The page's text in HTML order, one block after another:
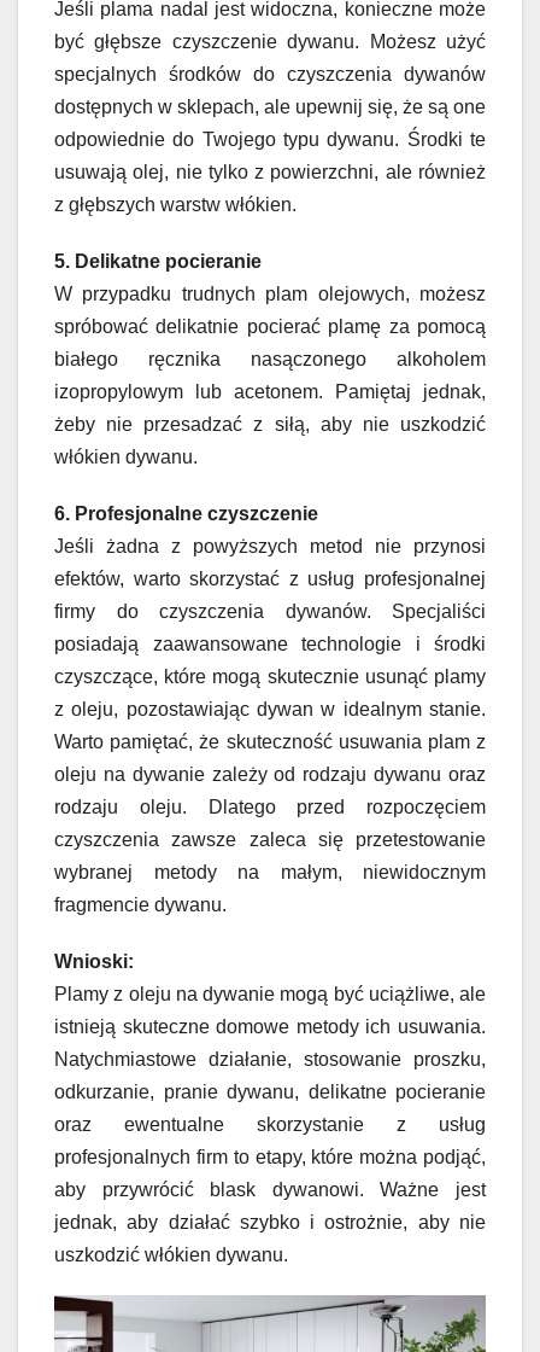
Jeśli plama nadal jest widoczna, konieczne może
być głębsze czyszczenie dywanu. Możesz użyć
specjalnych środków do czyszczenia dywanów
dostępnych w sklepach, ale upewnij się, że są one
odpowiednie do Twojego typu dywanu. Środki te
usuwają olej, nie tylko z powierzchni, ale również
z głębszych warstw włókien.
5. Delikatne pocieranie
W przypadku trudnych plam olejowych, możesz
spróbować delikatnie pocierać plamę za pomocą
białego ręcznika nasączonego alkoholem
izopropylowym lub acetonem. Pamiętaj jednak,
żeby nie przesadzać z siłą, aby nie uszkodzić
włókien dywanu.
6. Profesjonalne czyszczenie
Jeśli żadna z powyższych metod nie przynosi
efektów, warto skorzystać z usług profesjonalnej
firmy do czyszczenia dywanów. Specjaliści
posiadają zaawansowane technologie i środki
czyszczące, które mogą skutecznie usunąć plamy
z oleju, pozostawiając dywan w idealnym stanie.
Warto pamiętać, że skuteczność usuwania plam z
oleju na dywanie zależy od rodzaju dywanu oraz
rodzaju oleju. Dlatego przed rozpoczęciem
czyszczenia zawsze zaleca się przetestowanie
wybranej metody na małym, niewidocznym
fragmencie dywanu.
Wnioski:
Plamy z oleju na dywanie mogą być uciążliwe, ale
istnieją skuteczne domowe metody ich usuwania.
Natychmiastowe działanie, stosowanie proszku,
odkurzanie, pranie dywanu, delikatne pocieranie
oraz ewentualne skorzystanie z usług
profesjonalnych firm to etapy, które można podjąć,
aby przywrócić blask dywanowi. Ważne jest
jednak, aby działać szybko i ostrożnie, aby nie
uszkodzić włókien dywanu.